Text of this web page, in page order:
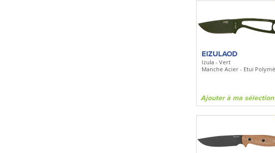
EIZULAOD
Izula - Vert
Manche Acier - Etui
Ajouter à ma sélection